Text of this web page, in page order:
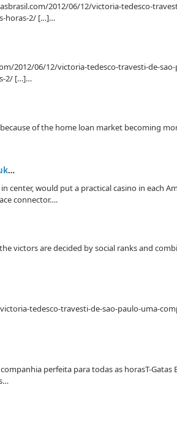
2012/06/12/victoria-tedesco-
horas-2/ […]…
2012/06/12/victoria-tedesco-travesti-de-
2/ […]…
of the home loan market becoming
…
center, would put a practical casino in each
connector….
victors are decided by social ranks and
tedesco-travesti-de-sao-paulo-uma-
perfeita para todas as horasT-Gatas